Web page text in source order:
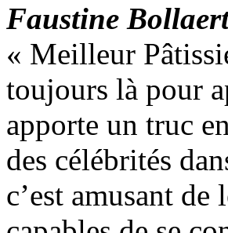
Faustine
« Meilleur
toujours là pour
apporte un truc
des célébrités
c’est amusant